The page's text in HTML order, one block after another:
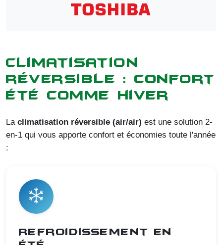
Climatisation
réversible : confort
été comme hiver
La climatisation réversible (air/air) est une solution 2-
en-1 qui vous apporte confort et économies toute l'année
:
Refroidissement en